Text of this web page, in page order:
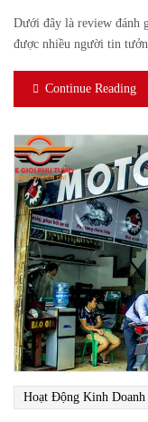
Dưới đây là review đánh
được nhiều người tin
Continue Reading
Hoạt Động Kinh Doanh